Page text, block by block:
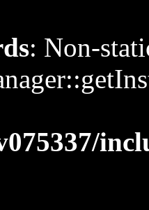
: Non-